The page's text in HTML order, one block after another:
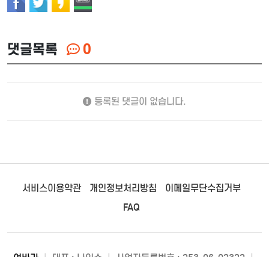
댓글목록 0
등록된 댓글이 없습니다.
서비스이용약관 개인정보처리방침
이메일무단수집거부
FAQ